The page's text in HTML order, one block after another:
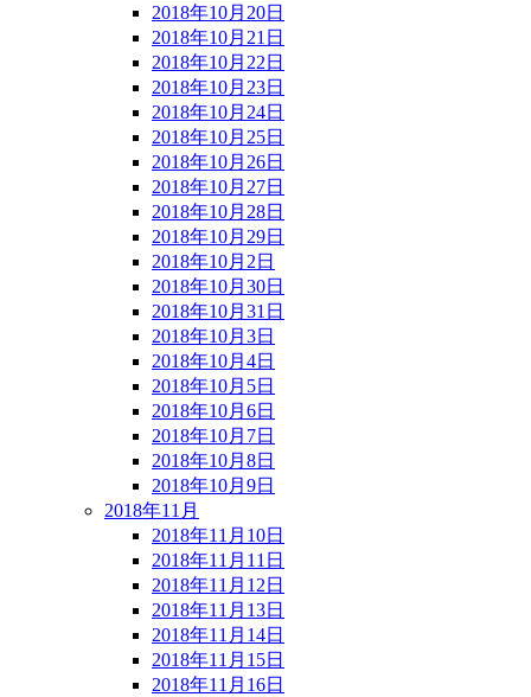
2018年10月20日
2018年10月21日
2018年10月22日
2018年10月23日
2018年10月24日
2018年10月25日
2018年10月26日
2018年10月27日
2018年10月28日
2018年10月29日
2018年10月2日
2018年10月30日
2018年10月31日
2018年10月3日
2018年10月4日
2018年10月5日
2018年10月6日
2018年10月7日
2018年10月8日
2018年10月9日
2018年11月
2018年11月10日
2018年11月11日
2018年11月12日
2018年11月13日
2018年11月14日
2018年11月15日
2018年11月16日